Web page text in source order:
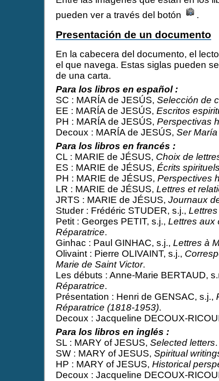
pueden ver a través del botón
.
Presentación de un documento
En la cabecera del documento, el
el que navega. Estas siglas pueden
de una carta.
Para los libros en español :
SC : MARÍA de JESÚS, Selección de
EE : MARÍA de JESÚS, Escritos
PH : MARÍA de JESÚS, Perspectivas
Decoux : MARÍA de JESÚS, Ser
Para los libros en francés :
CL : MARIE de JÉSUS, Choix de
ES : MARIE de JÉSUS, Écrits
PH : MARIE de JÉSUS, Perspectives
LR : MARIE de JÉSUS, Lettres et
JRTS : MARIE de JÉSUS, Journaux
Studer : Frédéric STUDER, s.j.,
Petit : Georges PETIT, s.j., Lettres aux
Réparatrice.
Ginhac : Paul GINHAC, s.j., Lettres à
Olivaint : Pierre OLIVAINT, s.j.,
Marie de Saint Victor.
Les débuts : Anne-Marie BERTAUD,
Réparatrice.
Présentation : Henri de GENSAC, s.j.,
Réparatrice (1818-1953).
Decoux : Jacqueline DECOUX-
Para los libros en inglés :
SL : MARY of JESUS, Selected letters.
SW : MARY of JESUS, Spiritual
HP : MARY of JESUS, Historical
Decoux : Jacqueline DECOUX-